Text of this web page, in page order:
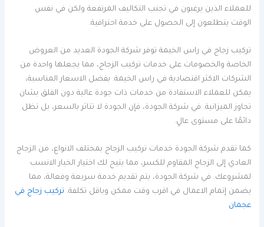
للعملاء الذين يرغبون في تجنب التكاليف المرتفعة ولكن في نفس
الوقت يتطلعون إلى الحصول على خدمة احترافية.
تركيب زجاج في راس الخيمة توفر شركة الجودة العديد من العروض
الخاصة والخصومات على خدمات تركيب الزجاج، مما يجعلها واحدة من
الشركات الاكثر اقتصادية في راس الخيمة. بفضل الاسعار المناسبة،
يمكن للعملاء الاستفادة من خدمات ذات جودة عالية دون القلق بشان
تجاوز الميزانية. في شركة الجودة، فإن الجودة لا تتاثر بالسعر، بل تظل
دائمًا على مستوى عالٍ.
كما تقدم شركة الجودة خدمات تركيب الزجاج بمختلف الانواع، من الزجاج
العادي إلى الزجاج المقاوم للكسر، مما يتيح لك اختيار الخيار الانسب
لمشروعك. في شركة الجودة، يتم تقديم خدمة سريعة وفعالة، مما
يضمن إتمام الاعمال في اقرب وقت ممكن وباقل تكلفة. تركيب زجاج في
عجمان